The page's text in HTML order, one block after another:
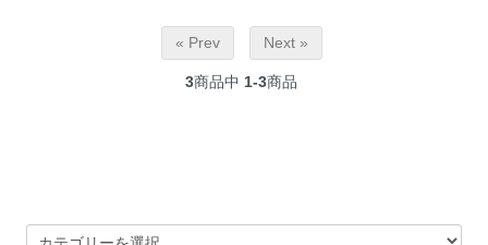
« Prev Next »
3商品中 1-3商品